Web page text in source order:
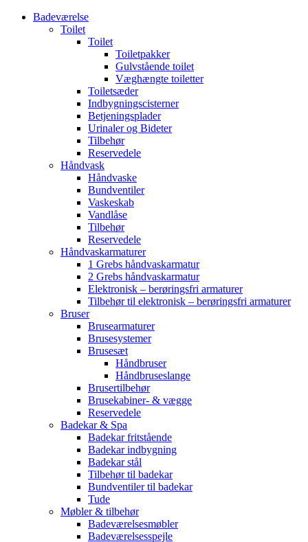
Badeværelse
Toilet
Toilet
Toiletpakker
Gulvstående toilet
Væghængte toiletter
Toiletsæder
Indbygningscisterner
Betjeningsplader
Urinaler og Bideter
Tilbehør
Reservedele
Håndvask
Håndvaske
Bundventiler
Vaskeskab
Vandlåse
Tilbehør
Reservedele
Håndvaskarmaturer
1 Grebs håndvaskarmatur
2 Grebs håndvaskarmatur
Elektronisk – berøringsfri armaturer
Tilbehør til elektronisk – berøringsfri armaturer
Bruser
Brusearmaturer
Brusesystemer
Brusesæt
Håndbruser
Håndbruseslange
Brusertilbehør
Brusekabiner- & vægge
Reservedele
Badekar & Spa
Badekar fritstående
Badekar indbygning
Badekar stål
Tilbehør til badekar
Bundventiler til badekar
Tude
Møbler & tilbehør
Badeværelsesmøbler
Badeværelsesspejle